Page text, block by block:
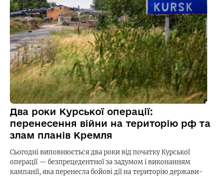
Два роки Курської операції:
перенесення війни на територію рф та
злам планів Кремля
Сьогодні виповнюється два роки від початку Курської
операції — безпрецедентної за задумом і виконанням
кампанії, яка перенесла бойові дії на територію держави-